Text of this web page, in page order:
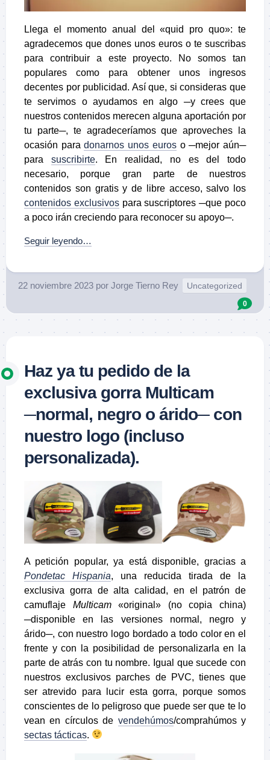
Llega el momento anual del «quid pro quo»: te
agradecemos que dones unos euros o te suscribas
para contribuir a este proyecto. No somos tan
populares como para obtener unos ingresos
decentes por publicidad. Así que, si consideras que
te servimos o ayudamos en algo ─y crees que
nuestros contenidos merecen alguna aportación por
tu parte─, te agradeceríamos que aproveches la
ocasión paradonarnos unos euroso ─mejor aún─
para suscribirte. En realidad, no es del todo
necesario, porque gran parte de nuestros
contenidos son gratis y de libre acceso, salvo los
contenidos exclusivospara suscriptores ─que poco
a poco irán creciendo para reconocer su apoyo─.
Seguir leyendo…
22 noviembre 2023 por Jorge Tierno Rey Uncategorized
0
Haz ya tu pedido de la
exclusiva gorra Multicam
─normal, negro o árido─ con
nuestro logo (incluso
personalizada).
A petición popular, ya está disponible, gracias a
Pondetac Hispania, una reducida tirada de la
exclusiva gorra de alta calidad, en el patrón de
camuflaje Multicam«original» (no copia china)
─disponible en las versiones normal, negro y
árido─, con nuestro logo bordado a todo color en el
frente y con la posibilidad de personalizarla en la
parte de atrás con tu nombre. Igual que sucede con
nuestros exclusivos parches de PVC, tienes que
ser atrevido para lucir esta gorra, porque somos
conscientes de lo peligroso que puede ser que te lo
vean en círculos de vendehúmos/comprahúmos y
sectas tácticas.